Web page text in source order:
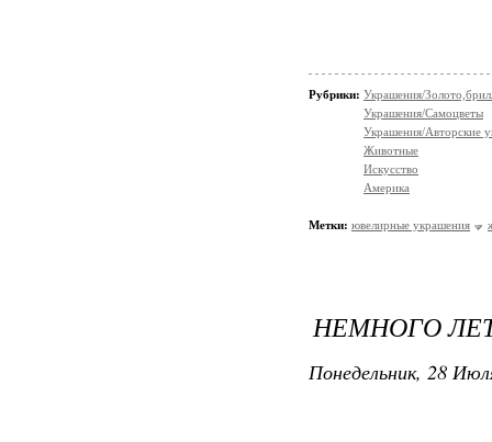
Рубрики: Украшения/
Украшения/Самоцветы
Украшения/Авторские
Животные
Искусство
Америка
Метки: ювелирные украшения
НЕМНОГО
Понедельник, 28